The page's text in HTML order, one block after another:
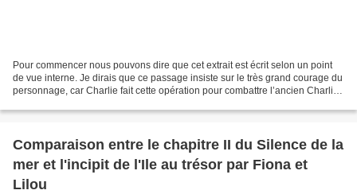
Pour commencer nous pouvons dire que cet extrait est écrit selon un point
de vue interne. Je dirais que ce passage insiste sur le très grand courage du
personnage, car Charlie fait cette opération pour combattre l’ancien Charlie,
Comparaison entre le chapitre II du Silence de la
mer et l'incipit de l'Ile au trésor par Fiona et
Lilou